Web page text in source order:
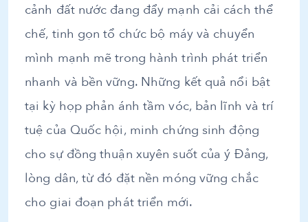
cảnh đất nước đang đẩy mạnh cải cách thể
chế, tinh gọn tổ chức bộ máy và chuyển
mình mạnh mẽ trong hành trình phát triển
nhanh và bền vững. Những kết quả nổi bật
tại kỳ họp phản ánh tầm vóc, bản lĩnh và trí
tuệ của Quốc hội, minh chứng sinh động
cho sự đồng thuận xuyên suốt của ý Đảng,
lòng dân, từ đó đặt nền móng vững chắc
cho giai đoạn phát triển mới.